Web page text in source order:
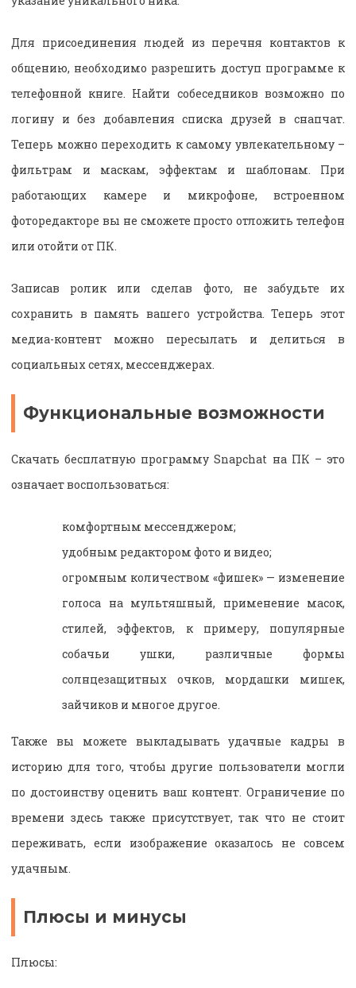
Для присоединения людей из перечня контактов к
общению, необходимо разрешить доступ программе к
телефонной книге. Найти собеседников возможно по
логину и без добавления списка друзей в снапчат.
Теперь можно переходить к самому увлекательному –
фильтрам и маскам, эффектам и шаблонам. При
работающих камере и микрофоне, встроенном
фоторедакторе вы не сможете просто отложить телефон
или отойти от ПК.
Записав ролик или сделав фото, не забудьте их
сохранить в память вашего устройства. Теперь этот
медиа-контент можно пересылать и делиться в
социальных сетях, мессенджерах.
Функциональные возможности
Скачать бесплатную программу Snapchat на ПК – это
означает воспользоваться:
комфортным мессенджером;
удобным редактором фото и видео;
огромным количеством «фишек» — изменение
голоса на мультяшный, применение масок,
стилей, эффектов, к примеру, популярные
собачьи ушки, различные формы
солнцезащитных очков, мордашки мишек,
зайчиков и многое другое.
Также вы можете выкладывать удачные кадры в
историю для того, чтобы другие пользователи могли
по достоинству оценить ваш контент. Ограничение по
времени здесь также присутствует, так что не стоит
переживать, если изображение оказалось не совсем
удачным.
Плюсы и минусы
Плюсы: